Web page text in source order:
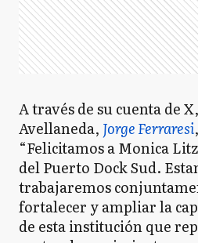
A través de su cuenta de
Avellaneda, Jorge Ferraresi
“Felicitamos a Monica
del Puerto Dock Sud.
trabajaremos
fortalecer y ampliar la
de esta institución que